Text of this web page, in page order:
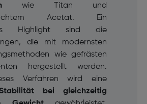
wie Titan und
Acetat. Ein
Highlight sind die
die mit modernsten
wie gefrästen
hergestellt werden.
Verfahren wird eine
bei gleichzeitig